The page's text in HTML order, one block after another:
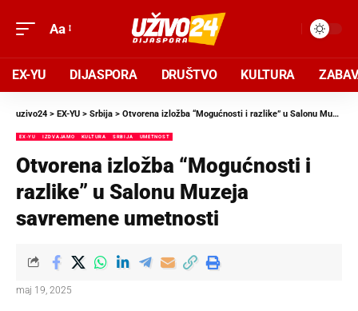
Aa
EX-YU DIJASPORA DRUŠTVO KULTURA
uzivo24 > EX-YU > Srbija > Otvorena izložba “Mogućnosti i razlike” u Salonu Muzeja savremene umetnosti
EX-YU IZDVAJAMO KULTURA SRBIJA UMETNOST
Otvorena izložba “Mogućnosti i
razlike” u Salonu Muzeja
savremene umetnosti
maj 19, 2025